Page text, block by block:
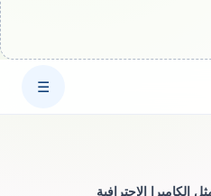
☰
الكاميرا الاحترافية